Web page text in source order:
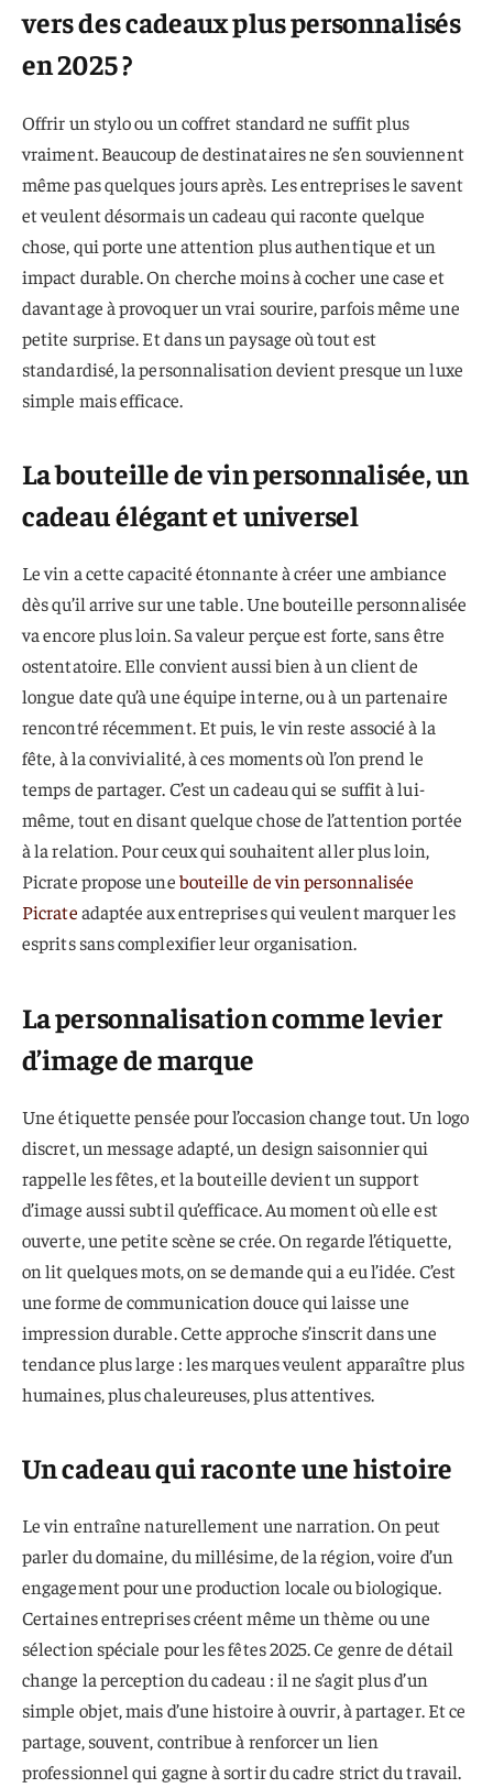
vers des cadeaux plus personnalisés
en 2025 ?
Offrir un stylo ou un coffret standard ne suffit plus
vraiment. Beaucoup de destinataires ne s’en souviennent
même pas quelques jours après. Les entreprises le savent
et veulent désormais un cadeau qui raconte quelque
chose, qui porte une attention plus authentique et un
impact durable. On cherche moins à cocher une case et
davantage à provoquer un vrai sourire, parfois même une
petite surprise. Et dans un paysage où tout est
standardisé, la personnalisation devient presque un luxe
simple mais efficace.
La bouteille de vin personnalisée, un
cadeau élégant et universel
Le vin a cette capacité étonnante à créer une ambiance
dès qu’il arrive sur une table. Une bouteille personnalisée
va encore plus loin. Sa valeur perçue est forte, sans être
ostentatoire. Elle convient aussi bien à un client de
longue date qu’à une équipe interne, ou à un partenaire
rencontré récemment. Et puis, le vin reste associé à la
fête, à la convivialité, à ces moments où l’on prend le
temps de partager. C’est un cadeau qui se suffit à lui-
même, tout en disant quelque chose de l’attention portée
à la relation. Pour ceux qui souhaitent aller plus loin,
Picrate propose unebouteille de vin personnalisée
Picrateadaptée aux entreprises qui veulent marquer les
esprits sans complexifier leur organisation.
La personnalisation comme levier
d’image de marque
Une étiquette pensée pour l’occasion change tout. Un logo
discret, un message adapté, un design saisonnier qui
rappelle les fêtes, et la bouteille devient un support
d’image aussi subtil qu’efficace. Au moment où elle est
ouverte, une petite scène se crée. On regarde l’étiquette,
on lit quelques mots, on se demande qui a eu l’idée. C’est
une forme de communication douce qui laisse une
impression durable. Cette approche s’inscrit dans une
tendance plus large : les marques veulent apparaître plus
humaines, plus chaleureuses, plus attentives.
Un cadeau qui raconte une histoire
Le vin entraîne naturellement une narration. On peut
parler du domaine, du millésime, de la région, voire d’un
engagement pour une production locale ou biologique.
Certaines entreprises créent même un thème ou une
sélection spéciale pour les fêtes 2025. Ce genre de détail
change la perception du cadeau : il ne s’agit plus d’un
simple objet, mais d’une histoire à ouvrir, à partager. Et ce
partage, souvent, contribue à renforcer un lien
professionnel qui gagne à sortir du cadre strict du travail.